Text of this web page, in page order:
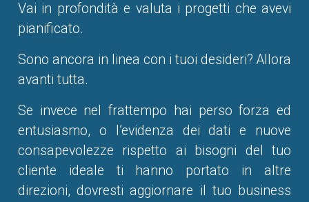
Vai in profondità e valuta i progetti che avevi
pianificato.
Sono ancora in linea con i tuoi desideri? Allora
avanti tutta.
Se invece nel frattempo hai perso forza ed
entusiasmo, o l’evidenza dei dati e nuove
consapevolezze rispetto ai bisogni del tuo
cliente ideale ti hanno portato in altre
direzioni, dovresti aggiornare il tuo business